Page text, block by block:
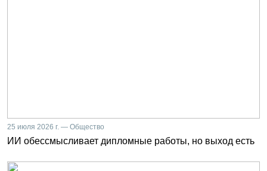
25 июля 2026 г. — Общество
ИИ обессмысливает дипломные работы, но выход есть